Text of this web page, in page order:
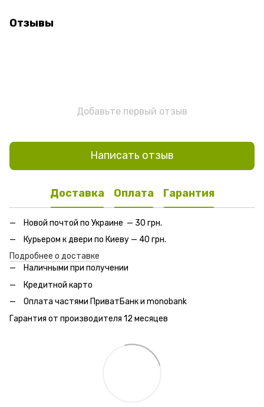
Отзывы
Добавьте первый отзыв
Написать отзыв
Доставка Оплата Гарантия
Новой почтой по Украине — 30 грн.
Курьером к двери по Киеву — 40 грн.
Подробнее о доставке
Наличными при получении
Кредитной карто
Оплата частями ПриватБанк и monobank
Гарантия от производителя 12 месяцев